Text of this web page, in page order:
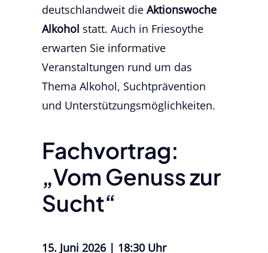
deutschlandweit die Aktionswoche
Alkohol statt. Auch in Friesoythe
erwarten Sie informative
Veranstaltungen rund um das
Thema Alkohol, Suchtprävention
und Unterstützungsmöglichkeiten.
Fachvortrag:
„Vom Genuss zur
Sucht“
15. Juni 2026 | 18:30 Uhr